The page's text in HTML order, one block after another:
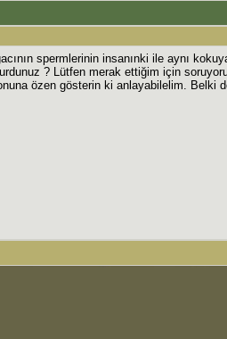
spermlerinin insanınki ile aynı
? Lütfen merak ettiğim için
özen gösterin ki anlayabilelim. Belki